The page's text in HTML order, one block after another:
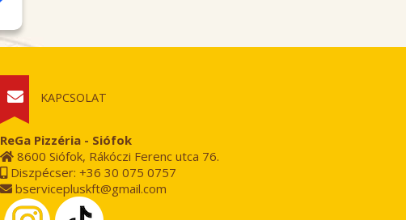
KAPCSOLAT
ReGa Pizzéria - Siófok
8600 Siófok, Rákóczi Ferenc utca 76.
Diszpécser: +36 30 075 0757
bservicepluskft@gmail.com